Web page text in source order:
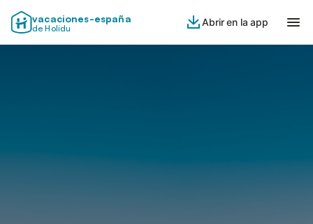
vacaciones-españa
de Holidu
Abrir en la app